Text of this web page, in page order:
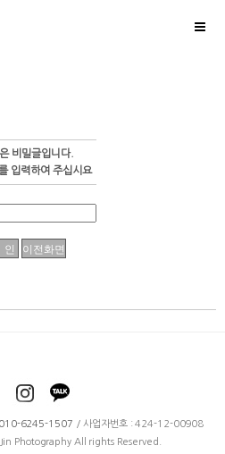
비밀글입니다.
입력하여 주십시요
010-6245-1507 / 사업자번호 : 424-12-00908
Photography All rights Reserved.